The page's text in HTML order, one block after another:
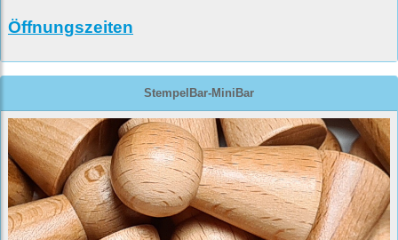
Öffnungszeiten
StempelBar-MiniBar